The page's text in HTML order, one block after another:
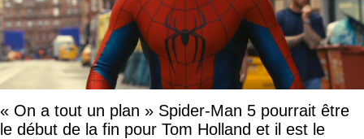
« On a tout un plan » Spider-Man 5 pourrait être
le début de la fin pour Tom Holland et il est le